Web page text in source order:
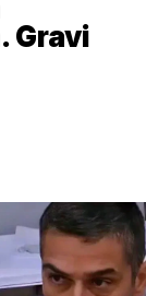
Gravi